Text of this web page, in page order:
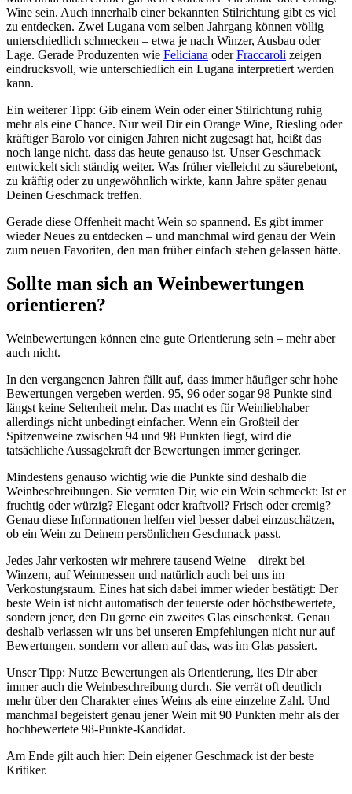
Wine sein. Auch innerhalb einer bekannten Stilrichtung gibt es viel
zu entdecken. Zwei Lugana vom selben Jahrgang können völlig
unterschiedlich schmecken – etwa je nach Winzer, Ausbau oder
Lage. Gerade Produzenten wie Feliciana oderFraccaroli zeigen
eindrucksvoll, wie unterschiedlich ein Lugana interpretiert werden
kann.
Ein weiterer Tipp: Gib einem Wein oder einer Stilrichtung ruhig
mehr als eine Chance. Nur weil Dir ein Orange Wine, Riesling oder
kräftiger Barolo vor einigen Jahren nicht zugesagt hat, heißt das
noch lange nicht, dass das heute genauso ist. Unser Geschmack
entwickelt sich ständig weiter. Was früher vielleicht zu säurebetont,
zu kräftig oder zu ungewöhnlich wirkte, kann Jahre später genau
Deinen Geschmack treffen.
Gerade diese Offenheit macht Wein so spannend. Es gibt immer
wieder Neues zu entdecken – und manchmal wird genau der Wein
zum neuen Favoriten, den man früher einfach stehen gelassen hätte.
Sollte man sich an Weinbewertungen
orientieren?
Weinbewertungen können eine gute Orientierung sein – mehr aber
auch nicht.
In den vergangenen Jahren fällt auf, dass immer häufiger sehr hohe
Bewertungen vergeben werden. 95, 96 oder sogar 98 Punkte sind
längst keine Seltenheit mehr. Das macht es für Weinliebhaber
allerdings nicht unbedingt einfacher. Wenn ein Großteil der
Spitzenweine zwischen 94 und 98 Punkten liegt, wird die
tatsächliche Aussagekraft der Bewertungen immer geringer.
Mindestens genauso wichtig wie die Punkte sind deshalb die
Weinbeschreibungen. Sie verraten Dir, wie ein Wein schmeckt: Ist er
fruchtig oder würzig? Elegant oder kraftvoll? Frisch oder cremig?
Genau diese Informationen helfen viel besser dabei einzuschätzen,
ob ein Wein zu Deinem persönlichen Geschmack passt.
Jedes Jahr verkosten wir mehrere tausend Weine – direkt bei
Winzern, auf Weinmessen und natürlich auch bei uns im
Verkostungsraum. Eines hat sich dabei immer wieder bestätigt: Der
beste Wein ist nicht automatisch der teuerste oder höchstbewertete,
sondern jener, den Du gerne ein zweites Glas einschenkst. Genau
deshalb verlassen wir uns bei unseren Empfehlungen nicht nur auf
Bewertungen, sondern vor allem auf das, was im Glas passiert.
Unser Tipp: Nutze Bewertungen als Orientierung, lies Dir aber
immer auch die Weinbeschreibung durch. Sie verrät oft deutlich
mehr über den Charakter eines Weins als eine einzelne Zahl. Und
manchmal begeistert genau jener Wein mit 90 Punkten mehr als der
hochbewertete 98-Punkte-Kandidat.
Am Ende gilt auch hier: Dein eigener Geschmack ist der beste
Kritiker.